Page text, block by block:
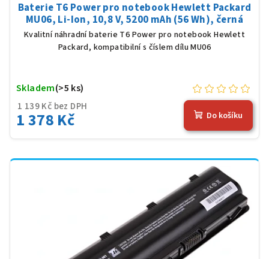
Baterie T6 Power pro notebook Hewlett Packard
MU06, Li-Ion, 10,8 V, 5200 mAh (56 Wh), černá
Kvalitní náhradní baterie T6 Power pro notebook Hewlett
Packard, kompatibilní s číslem dílu MU06
1 139 Kč bez DPH
1 378 Kč
Skladem(>5 ks)
Do košíku